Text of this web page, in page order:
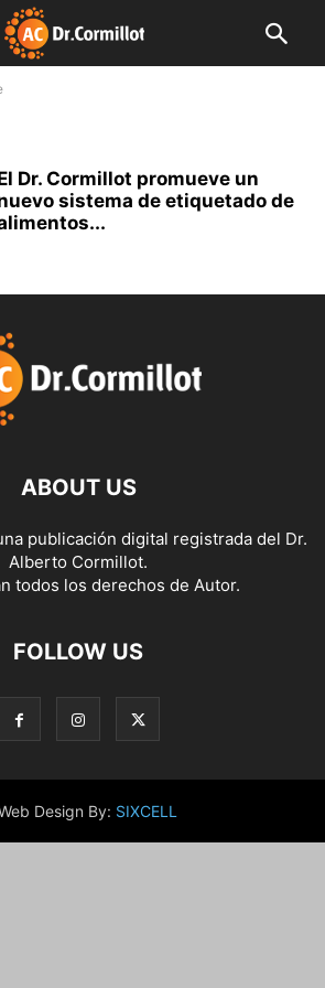
Dr. Cormillot promueve un
sistema de etiquetado de
ABOUT US
publicación digital registrada del Dr.
Alberto Cormillot.
todos los derechos de Autor.
FOLLOW US
Design By: SIXCELL